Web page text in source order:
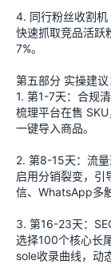
4. 同行粉丝收割机
快速抓取竞品活跃
7%。
第五部分 实操建
1. 第1-7天：合规
梳理平台在售
一键导入商品。
2. 第8-15天：流
启用分销裂变，引
信、WhatsApp多
3. 第16-23天：
选择100个核心长
sole收录曲线，动